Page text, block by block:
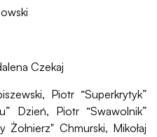
Czekaj
Piotr “Superkrytyk”
Dzień, Piotr “Swawolnik”
Chmurski, Mikołaj